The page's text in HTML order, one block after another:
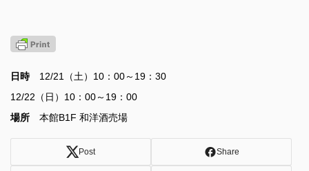
日時 12/21（土）10：00～19：30
12/22（日）10：00～19：00
場所 本館B1F 和洋酒売場
Post Share